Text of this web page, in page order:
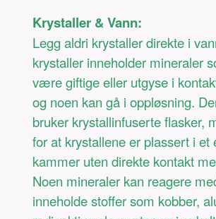
Krystaller & Vann:
Legg aldri krystaller direkte i
krystaller inneholder mineraler
være giftige eller utgyse i
og noen kan gå i oppløsning.
bruker krystallinfuserte flasker,
for at krystallene er plassert i et
kammer uten direkte kontakt
Noen mineraler kan reagere
inneholde stoffer som kobber,